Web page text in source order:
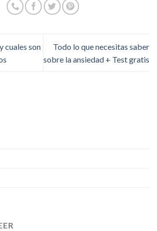
cuales son
Todo lo que necesitas saber
sobre la ansiedad + Test gratis